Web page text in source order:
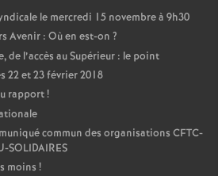
le mercredi 15 novembre à 9h30
Avenir : Où en est-on ?
de l’accès au Supérieur : le point
22 et 23 février 2018
rapport!
commun des organisations CFTC-
SOLIDAIRES
moins !